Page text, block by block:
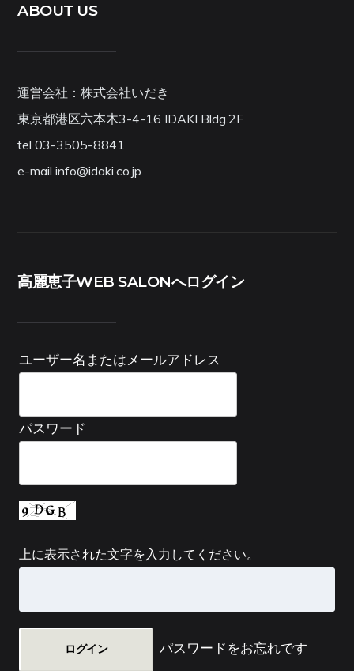
ABOUT US
運営会社：株式会社いだき
東京都港区六本木3-4-16 IDAKI Bldg.2F
tel 03-3505-8841
e-mail info@idaki.co.jp
高麗恵子WEB SALONへログイン
ユーザー名またはメールアドレス
パスワード
上に表示された文字を入力してください。
パスワードをお忘れです